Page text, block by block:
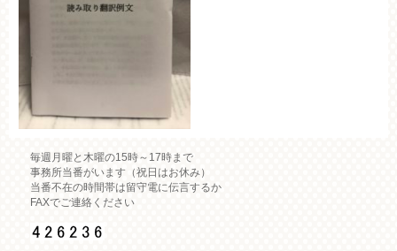
毎週月曜と木曜の15時～17時まで
事務所当番がいます（祝日はお休み）
当番不在の時間帯は留守電に伝言するか
FAXでご連絡ください